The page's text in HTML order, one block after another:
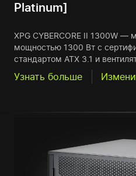
Platinum]
XPG CYBERCORE II 1300W —
мощностью 1300 Вт с
стандартом ATX 3.1 и
Узнать больше